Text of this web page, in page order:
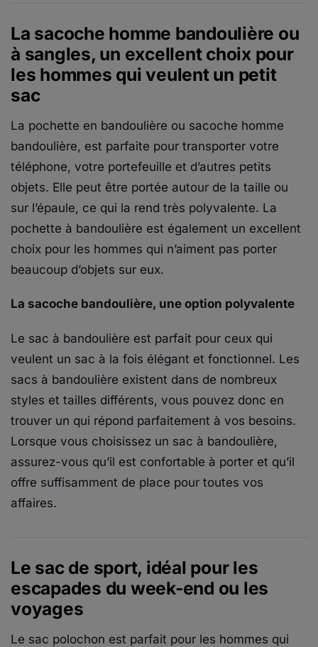
La sacoche homme bandoulière ou
à sangles, un excellent choix pour
les hommes qui veulent un petit
sac
La pochette en bandoulière ou sacoche homme
bandoulière, est parfaite pour transporter votre
téléphone, votre portefeuille et d’autres petits
objets. Elle peut être portée autour de la taille ou
sur l’épaule, ce qui la rend très polyvalente. La
pochette à bandoulière est également un excellent
choix pour les hommes qui n’aiment pas porter
beaucoup d’objets sur eux.
La sacoche bandoulière, une option polyvalente
Le sac à bandoulière est parfait pour ceux qui
veulent un sac à la fois élégant et fonctionnel. Les
sacs à bandoulière existent dans de nombreux
styles et tailles différents, vous pouvez donc en
trouver un qui répond parfaitement à vos besoins.
Lorsque vous choisissez un sac à bandoulière,
assurez-vous qu’il est confortable à porter et qu’il
offre suffisamment de place pour toutes vos
affaires.
Le sac de sport, idéal pour les
escapades du week-end ou les
voyages
Le sac polochon est parfait pour les hommes qui